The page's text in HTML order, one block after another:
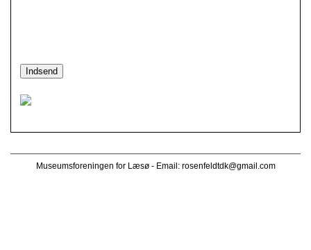
Museumsforeningen for Læsø - Email: rosenfeldtdk@gmail.com